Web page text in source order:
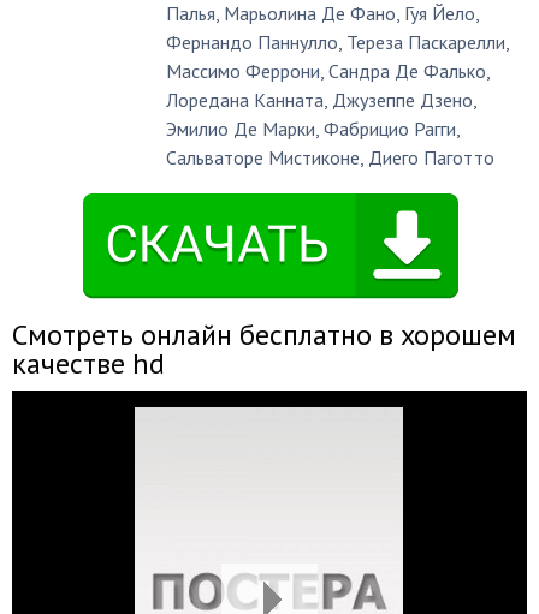
Палья, Марьолина Де Фано, Гуя Йело,
Фернандо Паннулло, Тереза Паскарелли,
Массимо Феррони,Сандра Де Фалько,
Лоредана Канната, Джузеппе Дзено,
Эмилио Де Марки,Фабрицио Рагги,
Сальваторе Мистиконе, Диего Паготто
Смотреть онлайн бесплатно в хорошем
качестве hd